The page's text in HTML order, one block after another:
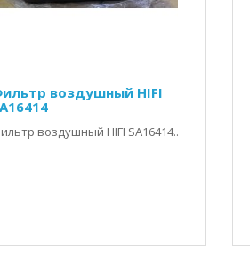
воздушный HIFI
воздушный HIFI SA16414..